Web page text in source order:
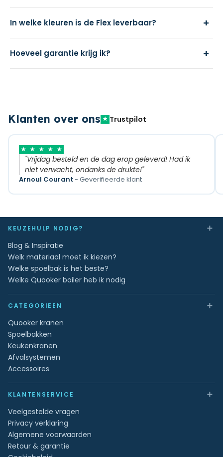
In welke kleuren is de Flex leverbaar? +
Hoeveel garantie krijg ik? +
Klanten over ons ★ Trustpilot
★ ★ ★ ★ ★
"Vrijdag besteld en de dag erop geleverd! Had ik
niet verwacht, ondanks de drukte!"
Arnoul Courant - Geverifieerde klant
KEUZEHULP NODIG? ＋
Blog & Inspiratie
Welk materiaal moet ik kiezen?
Welke spoelbak is het beste?
Welke Quooker boiler heb ik nodig
CATEGORIEEN ＋
Quooker kranen
Spoelbakken
Keukenkranen
Afvalsystemen
Accessoires
KLANTENSERVICE ＋
Veelgestelde vragen
Privacy verklaring
Algemene voorwaarden
Retour & garantie